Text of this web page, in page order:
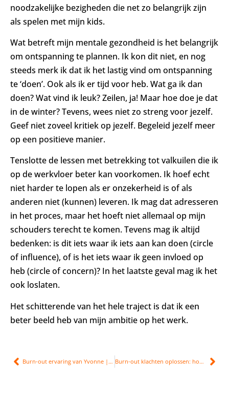
noodzakelijke bezigheden die net zo belangrijk zijn
als spelen met mijn kids.
Wat betreft mijn mentale gezondheid is het belangrijk
om ontspanning te plannen. Ik kon dit niet, en nog
steeds merk ik dat ik het lastig vind om ontspanning
te ‘doen’. Ook als ik er tijd voor heb. Wat ga ik dan
doen? Wat vind ik leuk? Zeilen, ja! Maar hoe doe je dat
in de winter? Tevens, wees niet zo streng voor jezelf.
Geef niet zoveel kritiek op jezelf. Begeleid jezelf meer
op een positieve manier.
Tenslotte de lessen met betrekking tot valkuilen die ik
op de werkvloer beter kan voorkomen. Ik hoef echt
niet harder te lopen als er onzekerheid is of als
anderen niet (kunnen) leveren. Ik mag dat adresseren
in het proces, maar het hoeft niet allemaal op mijn
schouders terecht te komen. Tevens mag ik altijd
bedenken: is dit iets waar ik iets aan kan doen (circle
of influence), of is het iets waar ik geen invloed op
heb (circle of concern)? In het laatste geval mag ik het
ook loslaten.
Het schitterende van het hele traject is dat ik een
beter beeld heb van mijn ambitie op het werk.
Burn-out ervaring van Yvonne | voor de tweede keer burn-out Burn-out klachten oplossen: hoe doe je dat?